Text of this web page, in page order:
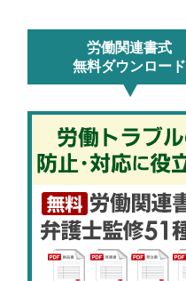
労働関連書式
無料ダウンロード